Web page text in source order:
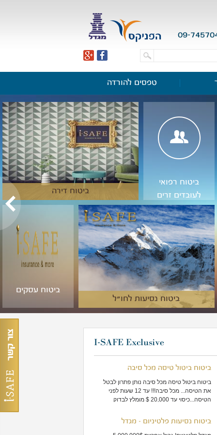
09-
טפסים להורדה
ביטוח דירה
ביטוח רפואי
לעובדים זרים
ותיירים
ביטוח עסקים
ביטוח נסיעות לחו"ל
I-SAFE Exclusive
ביטוח ביטול טיסה מכל סיבה
ביטוח ביטול טיסה מכל סיבה נותן פתרון לבטל
את הטיסה... מכל סיבה!!! עד 12 שעות לפני
הטיסה...כיסוי עד 20,000 $ מומלץ לבדוק
ביטוח נסיעות פלטיניום - מגדל